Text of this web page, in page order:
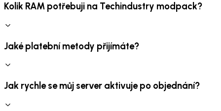
Kolik RAM potřebuji na Techindustry modpack?
Jaké platební metody přijímáte?
Jak rychle se můj server aktivuje po objednání?